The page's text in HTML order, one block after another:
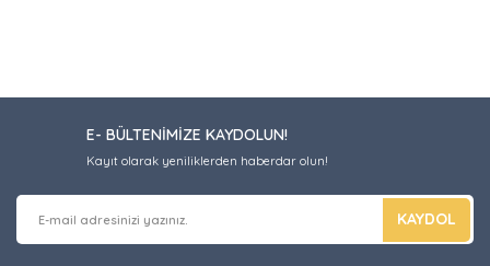
E- BÜLTENİMİZE KAYDOLUN!
Kayıt olarak yeniliklerden haberdar olun!
KAYDOL